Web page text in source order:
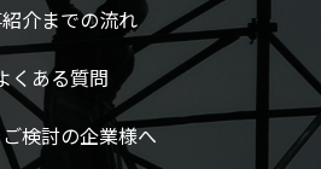
介までの流れ
くある質問
検討の企業様へ